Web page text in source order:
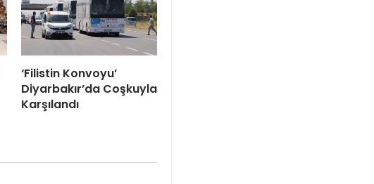
‘Filistin Konvoyu’
Diyarbakır’da Coşkuyla
Karşılandı